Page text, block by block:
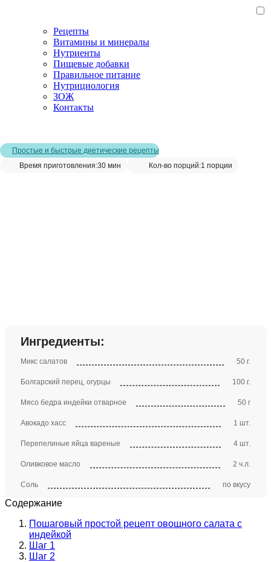
Рецепты
Витамины и минералы
Нутриенты
Пищевые добавки
Правильное питание
Нутрициология
ЗОЖ
Контакты
Простые и быстрые диетические рецепты
Время приготовления:30 мин Кол-во порций:1 порции
Ингредиенты:
Микс салатов 50 г.
Болгарский перец, огурцы 100 г.
Мясо бедра индейки отварное 50 г
Авокадо хасс 1 шт.
Перепелиные яйца вареные 4 шт.
Оливковое масло 2 ч.л.
Соль по вкусу
Содержание
Пошаговый простой рецепт овощного салата с
индейкой
Шаг 1
Шаг 2